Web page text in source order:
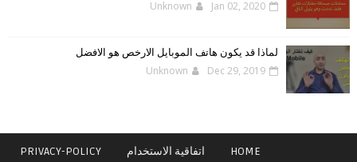
Unknown Jan 02, 2020
لماذا قد يكون هاتف الموبايل الارخص هو الافضل
Unknown Dec 29, 2019
HOME اتفاقية الاستخدام PRIVACY-POLICY